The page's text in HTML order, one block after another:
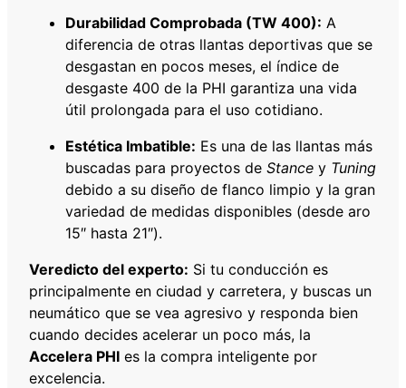
Durabilidad Comprobada (TW 400): A
diferencia de otras llantas deportivas que se
desgastan en pocos meses, el índice de
desgaste 400 de la PHI garantiza una vida
útil prolongada para el uso cotidiano.
Estética Imbatible: Es una de las llantas más
buscadas para proyectos de Stance y Tuning
debido a su diseño de flanco limpio y la gran
variedad de medidas disponibles (desde aro
15″ hasta 21″).
Veredicto del experto: Si tu conducción es
principalmente en ciudad y carretera, y buscas un
neumático que se vea agresivo y responda bien
cuando decides acelerar un poco más, la
Accelera PHI es la compra inteligente por
excelencia.